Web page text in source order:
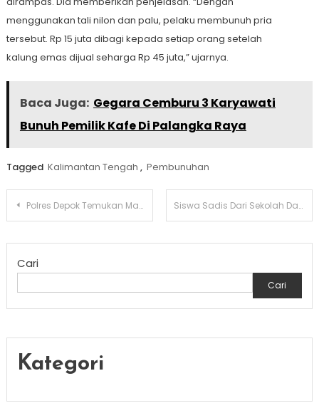
menggunakan tali nilon dan palu, pelaku membunuh pria
tersebut. Rp 15 juta dibagi kepada setiap orang setelah
kalung emas dijual seharga Rp 45 juta,” ujarnya.
Baca Juga: Gegara Cemburu 3 Karyawati
Bunuh Pemilik Kafe Di Palangka Raya
Tagged Kalimantan Tengah , Pembunuhan
Navigasi
pos
Polres Depok Temukan Mayat Dengan Luka Tusuk Di Tengah Jalan Siswa Sadis Dari Sekolah Dasar Dan Menengah Di Banten, Indonesia, Membunuh Seorang Pria Odgj Saat Dia Diikat Di Pohon
Cari
Cari
Kategori